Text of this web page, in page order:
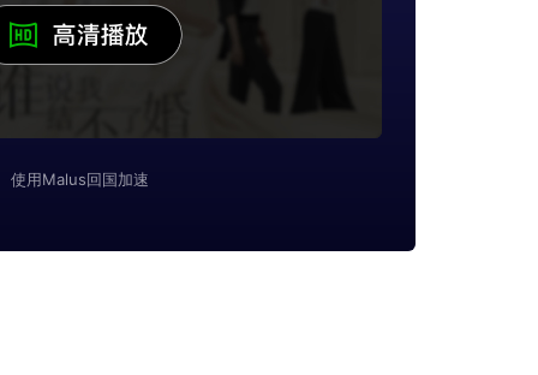
使用Malus回国加速